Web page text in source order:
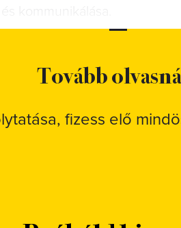
Tovább
fizess elő